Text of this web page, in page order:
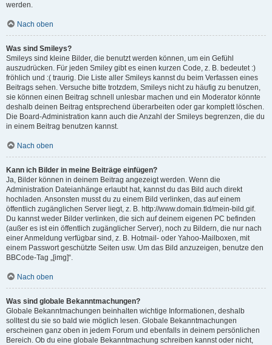
werden.
Nach oben
Was sind Smileys?
Smileys sind kleine Bilder, die benutzt werden können, um ein Gefühl
auszudrücken. Für jeden Smiley gibt es einen kurzen Code, z. B. bedeutet :)
fröhlich und :( traurig. Die Liste aller Smileys kannst du beim Verfassen eines
Beitrags sehen. Versuche bitte trotzdem, Smileys nicht zu häufig zu benutzen,
sie können einen Beitrag schnell unlesbar machen und ein Moderator könnte
deshalb deinen Beitrag entsprechend überarbeiten oder gar komplett löschen.
Die Board-Administration kann auch die Anzahl der Smileys begrenzen, die du
in einem Beitrag benutzen kannst.
Nach oben
Kann ich Bilder in meine Beiträge einfügen?
Ja, Bilder können in deinem Beitrag angezeigt werden. Wenn die
Administration Dateianhänge erlaubt hat, kannst du das Bild auch direkt
hochladen. Ansonsten musst du zu einem Bild verlinken, das auf einem
öffentlich zugänglichen Server liegt, z. B. http://www.domain.tld/mein-bild.gif.
Du kannst weder Bilder verlinken, die sich auf deinem eigenen PC befinden
(außer es ist ein öffentlich zugänglicher Server), noch zu Bildern, die nur nach
einer Anmeldung verfügbar sind, z. B. Hotmail- oder Yahoo-Mailboxen, mit
einem Passwort geschützte Seiten usw. Um das Bild anzuzeigen, benutze den
BBCode-Tag „[img]“.
Nach oben
Was sind globale Bekanntmachungen?
Globale Bekanntmachungen beinhalten wichtige Informationen, deshalb
solltest du sie so bald wie möglich lesen. Globale Bekanntmachungen
erscheinen ganz oben in jedem Forum und ebenfalls in deinem persönlichen
Bereich. Ob du eine globale Bekanntmachung schreiben kannst oder nicht,